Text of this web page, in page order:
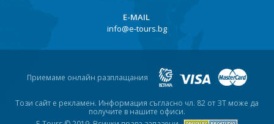
Испания
Франция
Швеция
Е-MAIL
info@e-tours.bg
Приемаме онлайн разплащания
Този сайт е рекламен. Информация съгласно чл. 82 от ЗТ може да
получите в нашите офиси.